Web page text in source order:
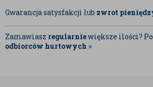
Gwarancja satysfakcji lub zwrot
Zamawiasz regularniewiększe ilości?
odbiorców hurtowych »